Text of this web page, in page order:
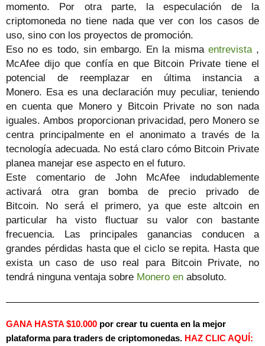
momento. Por otra parte, la especulación de la
criptomoneda no tiene nada que ver con los casos de
uso, sino con los proyectos de promoción.
Eso no es todo, sin embargo. En la misma entrevista,
McAfee dijo que confía en que Bitcoin Private tiene el
potencial de reemplazar en última instancia a
Monero. Esa es una declaración muy peculiar, teniendo
en cuenta que Monero y Bitcoin Private no son nada
iguales. Ambos proporcionan privacidad, pero Monero se
centra principalmente en el anonimato a través de la
tecnología adecuada. No está claro cómo Bitcoin Private
planea manejar ese aspecto en el futuro.
Este comentario de John McAfee indudablemente
activará otra gran bomba de precio privado de
Bitcoin. No será el primero, ya que este altcoin en
particular ha visto fluctuar su valor con bastante
frecuencia. Las principales ganancias conducen a
grandes pérdidas hasta que el ciclo se repita. Hasta que
exista un caso de uso real para Bitcoin Private, no
tendrá ninguna ventaja sobre Monero en absoluto.
GANA HASTA $10.000 por crear tu cuenta en la mejor
plataforma para traders de criptomonedas. HAZ CLIC AQUÍ: